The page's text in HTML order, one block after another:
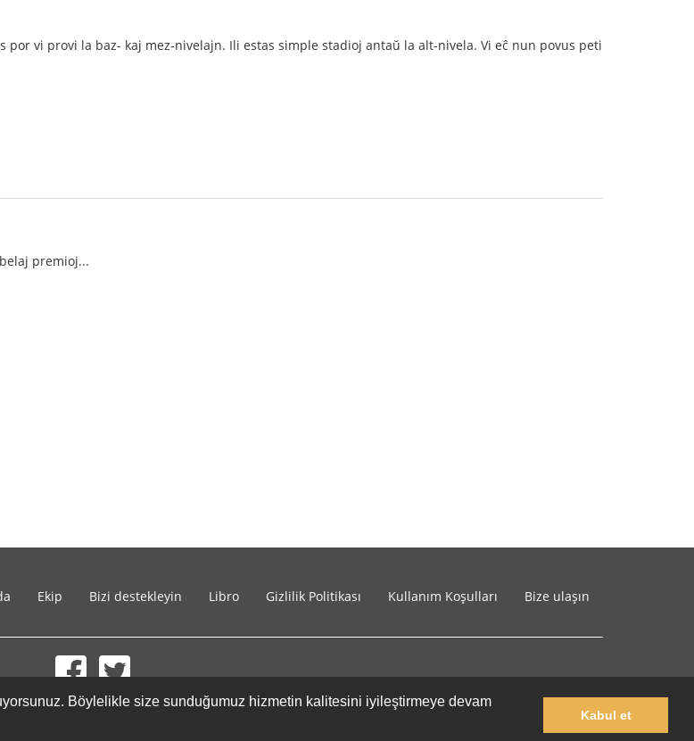
Böylelikle size sunduğumuz hizmetin kalitesini iyileştirmeye devam
Kabul et
por vi provi la baz- kaj mez-nivelajn. Ili estas simple stadioj antaŭ la alt-nivela. Vi eĉ nun povus peti
premioj...
Ekip Bizi destekleyin Libro Gizlilik Politikası Kullanım Koşulları Bize ulaşın
© 2002-2026 lernu.net |Impressum